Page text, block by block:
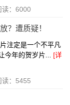
：6000
？遭质疑！
定是一个不平凡
今年的贺岁片... [详
：5455